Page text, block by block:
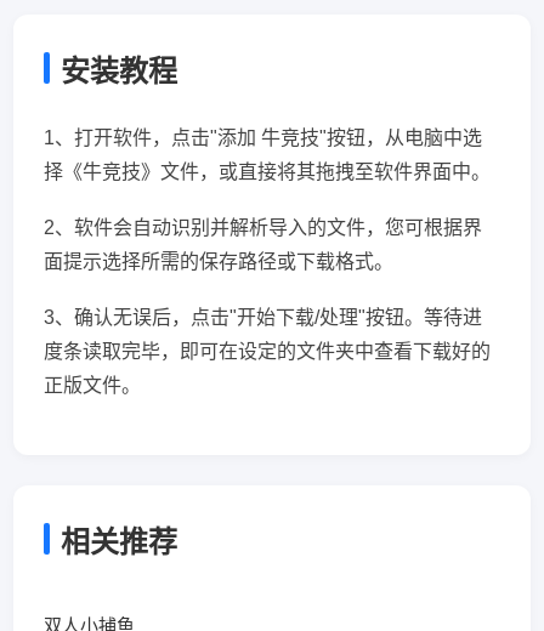
安装教程
1、打开软件，点击"添加 牛竞技"按钮，从电脑中选
择《牛竞技》文件，或直接将其拖拽至软件界面中。
2、软件会自动识别并解析导入的文件，您可根据界
面提示选择所需的保存路径或下载格式。
3、确认无误后，点击"开始下载/处理"按钮。等待进
度条读取完毕，即可在设定的文件夹中查看下载好的
正版文件。
相关推荐
双人小捕鱼